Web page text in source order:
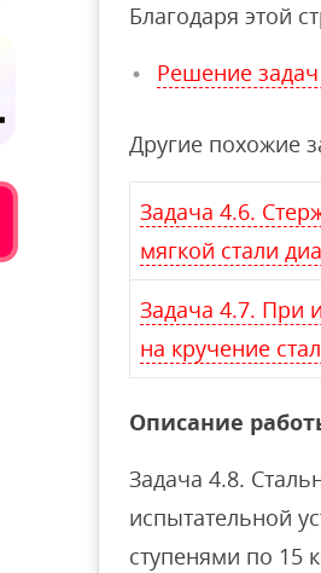
Благодаря этой
Решение
Другие похожие
Задача 4.6.
мягкой стали
Задача 4.7. При
на кручение
Описание
Задача 4.8.
испытательной
ступенями по 15